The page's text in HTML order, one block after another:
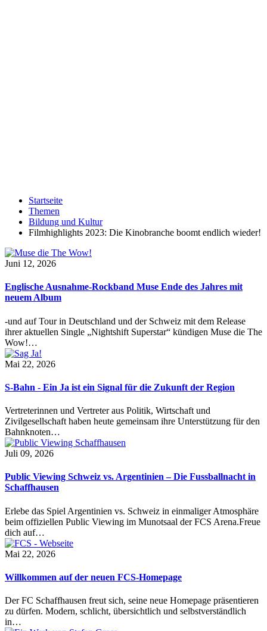
Startseite
Themen
Bildung und Kultur
Filmhighlights 2023: Die Kinobranche boomt endlich wieder!
Juni 12, 2026
Englische Ausnahme-Rockband Muse Ende des Jahres mit
neuem Album
-und auf Tour in Deutschland und der Schweiz mit dem Release
ihrer aktuellen Single „Nightshift Superstar“ kündigen Muse die The
Wow!…
Mai 22, 2026
S-Bahn - Ein Ja ist ein Signal für die Zukunft der Region
Vertreterinnen und Vertreter aus Politik, Wirtschaft und
Zivilgesellschaft haben heute gemeinsam ihre Unterstützung für den
Bahnknoten…
Juli 09, 2026
Public Viewing Schweiz vs. Argentinien – Die Fussballnacht in
Schaffhausen
Erlebe das Spiel Argentinien vs. Schweiz in einmaliger Atmosphäre
beim offiziellen Public Viewing im Munotsaal der FCS Arena.Freue
dich auf…
Mai 22, 2026
Willkommen auf der neuen FCS-Homepage
Der FC Schaffhausen freut sich, seine neue Homepage präsentieren
zu dürfen. Modern, schlicht, übersichtlich und selbstverständlich
in…